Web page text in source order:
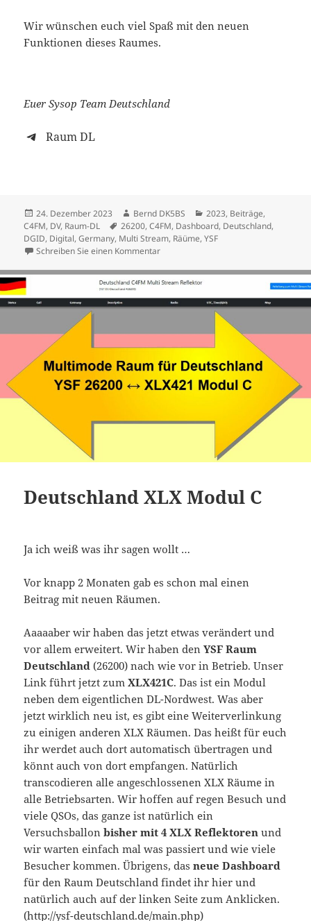
Wir wünschen euch viel Spaß mit den neuen
Funktionen dieses Raumes.
Euer Sysop Team Deutschland
Raum DL
Veröffentlicht
am
24. Dezember 2023 Autor
Bernd DK5BS Kategorien
2023, Beiträge,
C4FM, DV, Raum-DL Schlagwörter
26200,C4FM, Dashboard, Deutschland,
DGID, Digital,Germany, Multi Stream, Räüme,YSF
Schreiben Sie einen Kommentarzu Multi Stream Reflector ???
Deutschland XLX Modul C
Ja ich weiß was ihr sagen wollt …
Vor knapp 2 Monaten gab es schon mal einen
Beitrag mit neuen Räumen.
Aaaaaber wir haben das jetzt etwas verändert und
vor allem erweitert. Wir haben denYSF Raum
Deutschland(26200) nach wie vor in Betrieb. Unser
Link führt jetzt zumXLX421C. Das ist ein Modul
neben dem eigentlichen DL-Nordwest. Was aber
jetzt wirklich neu ist, es gibt eine Weiterverlinkung
zu einigen anderen XLX Räumen. Das heißt für euch
ihr werdet auch dort automatisch übertragen und
könnt auch von dort empfangen. Natürlich
transcodieren alle angeschlossenen XLX Räume in
alle Betriebsarten. Wir hoffen auf regen Besuch und
viele QSOs, das ganze ist natürlich ein
Versuchsballonbisher mit 4 XLX Reflektoren und
wir warten einfach mal was passiert und wie viele
Besucher kommen. Übrigens, dasneue Dashboard
für den Raum Deutschland findet ihr hier und
natürlich auch auf der linken Seite zum Anklicken.
(http://ysf-deutschland.de/main.php)